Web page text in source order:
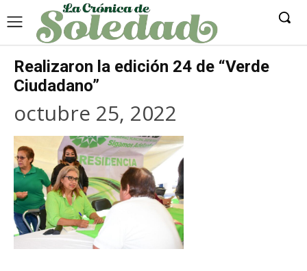
Realizaron la edición 24 de “Verde
Ciudadano”
octubre 25, 2022